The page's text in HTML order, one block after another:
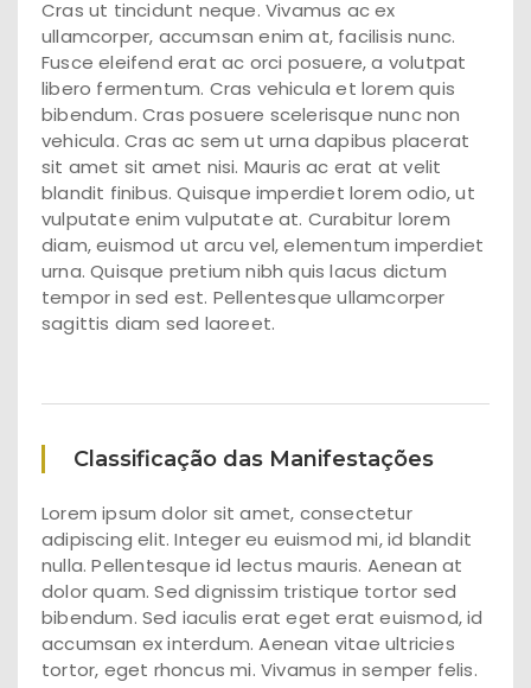
Cras ut tincidunt neque. Vivamus ac ex
ullamcorper, accumsan enim at, facilisis nunc.
Fusce eleifend erat ac orci posuere, a volutpat
libero fermentum. Cras vehicula et lorem quis
bibendum. Cras posuere scelerisque nunc non
vehicula. Cras ac sem ut urna dapibus placerat
sit amet sit amet nisi. Mauris ac erat at velit
blandit finibus. Quisque imperdiet lorem odio, ut
vulputate enim vulputate at. Curabitur lorem
diam, euismod ut arcu vel, elementum imperdiet
urna. Quisque pretium nibh quis lacus dictum
tempor in sed est. Pellentesque ullamcorper
sagittis diam sed laoreet.
Classificação das Manifestações
Lorem ipsum dolor sit amet, consectetur
adipiscing elit. Integer eu euismod mi, id blandit
nulla. Pellentesque id lectus mauris. Aenean at
dolor quam. Sed dignissim tristique tortor sed
bibendum. Sed iaculis erat eget erat euismod, id
accumsan ex interdum. Aenean vitae ultricies
tortor, eget rhoncus mi. Vivamus in semper felis.